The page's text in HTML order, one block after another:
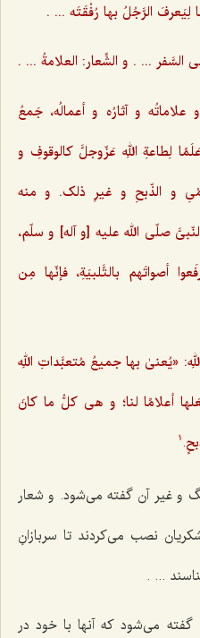
لِیَعرفَ الرَّجُلُ بها رُفْقَتَه ... .‌
السَّفر ... . و الشِّعار: العلامةُ ... .
و آثارُه و أعمالُه، جَمعُ
لِطاعةِ اللهِ عَزّوجلَّ کالوقوفِ و
و الذّبحِ و غیرِ ذلک. و منه
صلّی الله علیه [و آله] و سلّم،
أصواتَهم بالتَّلبیَةِ،‌ فإنّها مِن
«یُعنیٰ بها جمیعُ مُتعبَّداتِ اللهِ
أعلامًا لنا؛ و هی کلُّ ما کانَ
.
1
و غیر آن گفته می‌شود. و شعار
نصب می‌کردند تا سربازانِ
... .
گفته می‌شود که آنها با خود در